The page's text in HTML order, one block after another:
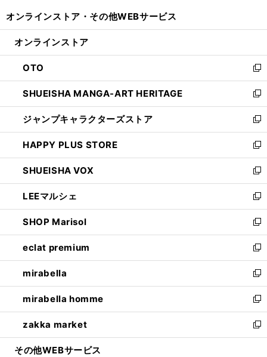
開
ン
ウ
で
開
く
ウ
ン
ド
ウ
で
開
く
オンラインストア・ その他WEBサービス
オンラインストア
OTO
新
し
い
ウ
ィ
ン
ド
ウ
で
開
く
SHUEISHA MANGA-ART HERITAGE
新
し
い
ウ
ィ
ン
ド
ウ
で
開
く
ジャンプキャラクターズストア
新
し
い
ウ
ィ
ン
ド
ウ
で
開
く
HAPPY PLUS STORE
新
し
い
ウ
ィ
ン
ド
ウ
で
開
く
SHUEISHA VOX
新
し
い
ウ
ィ
ン
ド
ウ
で
開
く
LEEマルシェ
新
し
い
ウ
ィ
ン
ド
ウ
で
開
く
SHOP Marisol
新
し
い
ウ
ィ
ン
ド
ウ
で
開
eclat premium
新
し
い
ウ
ィ
ン
ド
ウ
mirabella
新
し
い
ウ
ィ
ン
mirabella homme
新
し
い
ウ
zakka market
新
し
その他WEBサービス